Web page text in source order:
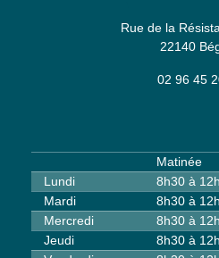
Rue de la
22140
02 96 45
Matinée
Lundi
8h30 à 12h
Mardi
8h30 à 12h
Mercredi
8h30 à 12h
Jeudi
8h30 à 12h